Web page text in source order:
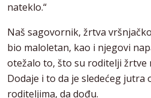
nateklo.“
Naš sagovornik, žrtva
bio maloletan, kao i njegovi
otežalo to, što su roditelji žrtve
Dodaje i to da je sledećeg jutra
roditeljima, da dođu.